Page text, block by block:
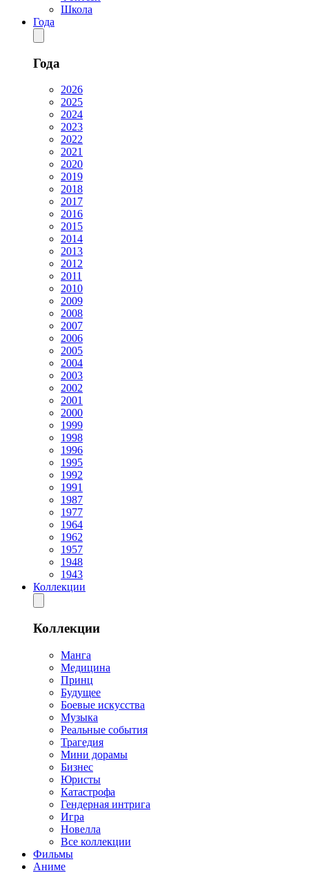
Школа
Года
Года
2026
2025
2024
2023
2022
2021
2020
2019
2018
2017
2016
2015
2014
2013
2012
2011
2010
2009
2008
2007
2006
2005
2004
2003
2002
2001
2000
1999
1998
1996
1995
1992
1991
1987
1977
1964
1962
1957
1948
1943
Коллекции
Коллекции
Манга
Медицина
Принц
Будущее
Боевые искусства
Музыка
Реальные события
Трагедия
Мини дорамы
Бизнес
Юристы
Катастрофа
Гендерная интрига
Игра
Новелла
Все коллекции
Фильмы
Аниме